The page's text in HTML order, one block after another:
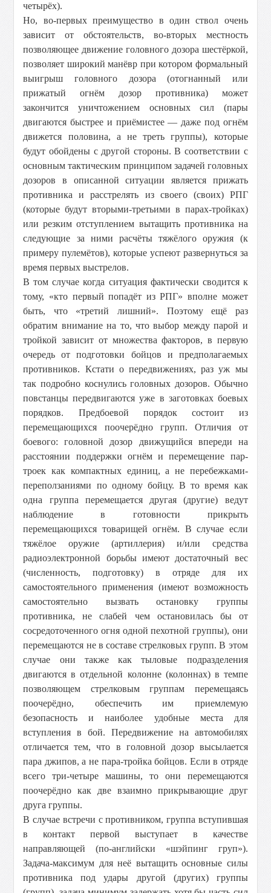
четырёх).
Но, во-первых преимущество в один ствол очень
зависит от обстоятельств, во-вторых местность
позволяющее движение головного дозора шестёркой,
позволяет широкий манёвр при котором формальный
выигрыш головного дозора (отогнанный или
прижатый огнём дозор противника) может
закончится уничтожением основных сил (пары
двигаются быстрее и приёмистее — даже под огнём
движется половина, а не треть группы), которые
будут обойдены с другой стороны. В соответствии с
основным тактическим принципом задачей головных
дозоров в описанной ситуации является прижать
противника и расстрелять из своего (своих) РПГ
(которые будут вторыми-третьими в парах-тройках)
или резким отступлением вытащить противника на
следующие за ними расчёты тяжёлого оружия (к
примеру пулемётов), которые успеют развернуться за
время первых выстрелов.
В том случае когда ситуация фактически сводится к
тому, «кто первый попадёт из РПГ» вполне может
быть, что «третий лишний». Поэтому ещё раз
обратим внимание на то, что выбор между парой и
тройкой зависит от множества факторов, в первую
очередь от подготовки бойцов и предполагаемых
противников. Кстати о передвижениях, раз уж мы
так подробно коснулись головных дозоров. Обычно
повстанцы передвигаются уже в заготовках боевых
порядков. Предбоевой порядок состоит из
перемещающихся поочерёдно групп. Отличия от
боевого: головной дозор движущийся впереди на
расстоянии поддержки огнём и перемещение пар-
троек как компактных единиц, а не перебежками-
переползаниями по одному бойцу. В то время как
одна группа перемещается другая (другие) ведут
наблюдение в готовности прикрыть
перемещающихся товарищей огнём. В случае если
тяжёлое оружие (артиллерия) и/или средства
радиоэлектронной борьбы имеют достаточный вес
(численность, подготовку) в отряде для их
самостоятельного применения (имеют возможность
самостоятельно вызвать остановку группы
противника, не слабей чем остановилась бы от
сосредоточенного огня одной пехотной группы), они
перемещаются не в составе стрелковых групп. В этом
случае они также как тыловые подразделения
двигаются в отдельной колонне (колоннах) в темпе
позволяющем стрелковым группам перемещаясь
поочерёдно, обеспечить им приемлемую
безопасность и наиболее удобные места для
вступления в бой. Передвижение на автомобилях
отличается тем, что в головной дозор высылается
пара джипов, а не пара-тройка бойцов. Если в отряде
всего три-четыре машины, то они перемещаются
поочерёдно как две взаимно прикрывающие друг
друга группы.
В случае встречи с противником, группа вступившая
в контакт первой выступает в качестве
направляющей (по-английски «шэйпинг груп»).
Задача-максимум для неё вытащить основные силы
противника под удары другой (других) группы